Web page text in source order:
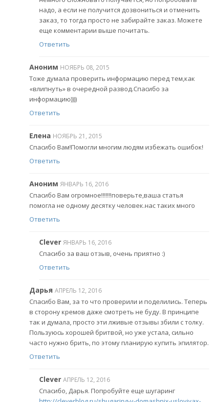
надо, а если не получится дозвониться и отменить
заказ, то тогда просто не забирайте заказ. Можете
еще комментарии выше почитать.
Ответить
Аноним НОЯБРЬ 08, 2015
Тоже думала проверить информацию перед тем,как
«влипнуть» в очередной развод.Спасибо за
информацию))))
Ответить
Елена НОЯБРЬ 21, 2015
Спасибо Вам!Помогли многим людям избежать ошибок!
Ответить
Аноним ЯНВАРЬ 16, 2016
Спасибо Вам огромное!!!!!!!поверьте,ваша статья
помогла не одному десятку человек.нас таких много
Ответить
Clever ЯНВАРЬ 16, 2016
Спасибо за ваш отзыв, очень приятно :)
Ответить
Дарья АПРЕЛЬ 12, 2016
Спасибо Вам, за то что проверили и поделились. Теперь
в сторону кремов даже смотреть не буду. В принципе
так и думала, просто эти лживые отзывы збили с толку.
Пользуюсь хорошей бритвой, но уже устала, сильно
часто нужно брить, по этому планирую купить эпилятор.
Ответить
Clever АПРЕЛЬ 12, 2016
Спасибо, Дарья. Попробуйте еще шугаринг